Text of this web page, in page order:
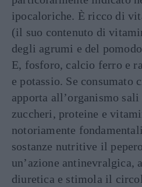
ipocaloriche. È ricco di
(il suo contenuto di
degli agrumi e del
E, fosforo, calcio ferro e
e potassio. Se consumato
apporta all’organismo
zuccheri, proteine e
notoriamente
sostanze nutritive il
un’azione antinevralgica,
diuretica e stimola il